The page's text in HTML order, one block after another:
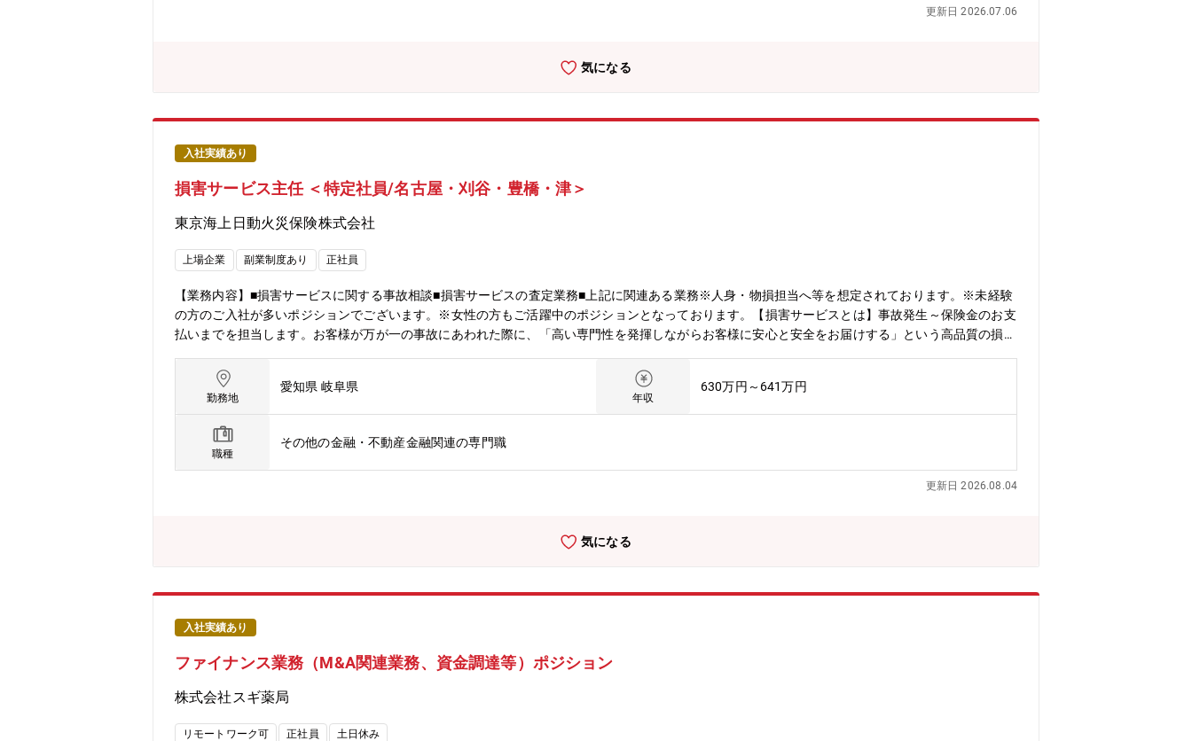
更新日 2026.07.06
気になる
入社実績あり
損害サービス主任 ＜特定社員/名古屋・刈谷・豊橋・津＞
東京海上日動火災保険株式会社
上場企業 副業制度あり 正社員
【業務内容】■損害サービスに関する事故相談■損害サービスの査定業務■上記に関連ある業務※人身・物損担当へ等を想定されております。※未経験
の方のご入社が多いポジションでございます。※女性の方もご活躍中のポジションとなっております。【損害サービスとは】事故発生～保険金のお支
払いまでを担当します。お客様が万が一の事故にあわれた際に、「高い専門性を発揮しながらお客様に安心と安全をお届けする」という高品質の損害
害サービス主任の募集は、現時点で以下を予定しております。・名古屋・刈谷・豊橋・津
勤務地
愛知県 岐阜県
年収
630万円～641万円
職種
その他の金融・不動産金融関連の専門職
更新日 2026.08.04
気になる
入社実績あり
ファイナンス業務（M&A関連業務、資金調達等）ポジション
株式会社スギ薬局
リモートワーク可 正社員 土日休み